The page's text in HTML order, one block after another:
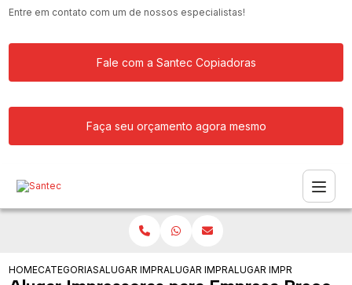
Entre em contato com um de nossos especialistas!
Fale com a Santec Copiadoras
Faça seu orçamento agora mesmo
HOMECATEGORIASALUGAR IMPRESSORAALUGAR IMPRESSORAS PARA ESCOLA
ALUGAR IMPRESSORAS